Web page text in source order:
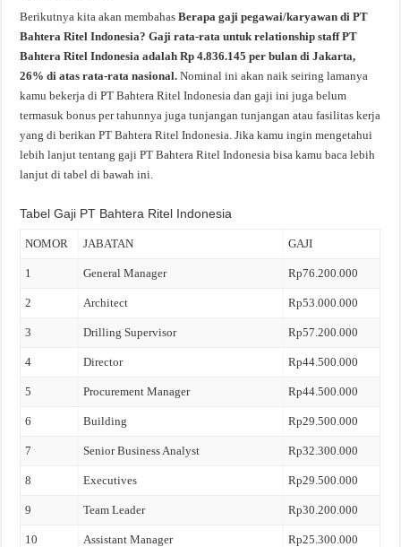
Berikutnya kita akan membahasBerapa gaji pegawai/karyawan di PT
Bahtera Ritel Indonesia? Gaji rata-rata untuk relationship staff PT
Bahtera Ritel Indonesia adalah Rp 4.836.145 per bulan di Jakarta,
26% di atas rata-rata nasional.Nominal ini akan naik seiring lamanya
kamu bekerja di PT Bahtera Ritel Indonesia dan gaji ini juga belum
termasuk bonus per tahunnya juga tunjangan tunjangan atau fasilitas kerja
yang di berikan PT Bahtera Ritel Indonesia. Jika kamu ingin mengetahui
lebih lanjut tentang gaji PT Bahtera Ritel Indonesia bisa kamu baca lebih
lanjut di tabel di bawah ini.
Tabel Gaji PT Bahtera Ritel Indonesia
NOMOR JABATAN GAJI
1 General Manager Rp76.200.000
2 Architect Rp53.000.000
3 Drilling Supervisor Rp57.200.000
4 Director Rp44.500.000
5 Procurement Manager Rp44.500.000
6 Building Rp29.500.000
7 Senior Business Analyst Rp32.300.000
8 Executives Rp29.500.000
9 Team Leader Rp30.200.000
10 Assistant Manager Rp25.300.000